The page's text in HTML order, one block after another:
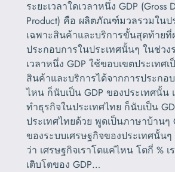
ระยะเวลาใดเวลาหนึ่ง GDP (Gross
Product) คือ ผลิตภัณฑ์มวลรวมในป
เฉพาะสินค้าและบริการขั้นสุดท้ายที่
ประกอบการในประเทศนั้นๆ ในช่วง
เวลาหนึ่ง GDP ใช้ขอบเขตประเทศ
สินค้าและบริการได้จากการประกอ
ไหน ก็นับเป็น GDP ของประเทศนั้
ทำธุรกิจในประเทศไทย ก็นับเป็น
ประเทศไทยด้วย พูดเป็นภาษาบ้านๆ
ของระบบเศรษฐกิจของประเทศนั้นๆ
ว่า เศรษฐกิจเราโตแค่ไหน โตกี่ % เ
เติบโตของ GDP…